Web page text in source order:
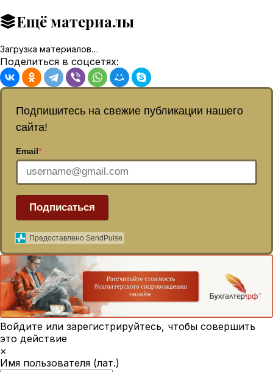
Ещё материалы
Загрузка материалов…
Поделиться в соцсетях:
Подпишитесь на свежие публикации нашего
сайта!
Email*
Подписаться
Предоставлено SendPulse
Войдите или зарегистрируйтесь, чтобы совершить
это действие
×
Имя пользователя (лат.)